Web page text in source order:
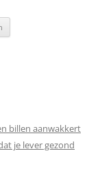
billen aanwakkert
je lever gezond